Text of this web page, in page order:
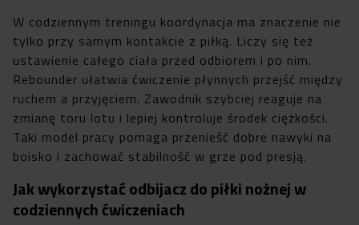
W codziennym treningu koordynacja ma znaczenie nie
tylko przy samym kontakcie z piłką. Liczy się też
ustawienie całego ciała przed odbiorem i po nim.
Rebounder ułatwia ćwiczenie płynnych przejść między
ruchem a przyjęciem. Zawodnik szybciej reaguje na
zmianę toru lotu i lepiej kontroluje środek ciężkości.
Taki model pracy pomaga przenieść dobre nawyki na
boisko i zachować stabilność w grze pod presją.
Jak wykorzystać odbijacz do piłki nożnej w
codziennych ćwiczeniach